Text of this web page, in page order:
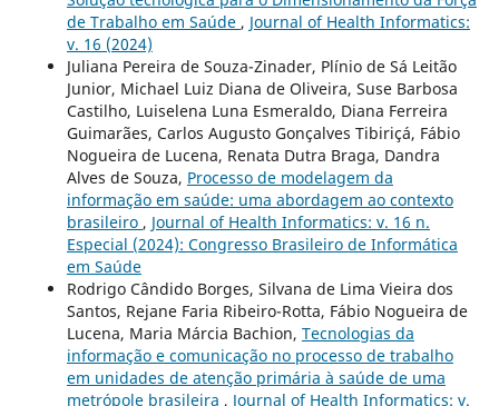
de Trabalho em Saúde , Journal of Health Informatics:
v. 16 (2024)
Juliana Pereira de Souza-Zinader, Plínio de Sá Leitão
Junior, Michael Luiz Diana de Oliveira, Suse Barbosa
Castilho, Luiselena Luna Esmeraldo, Diana Ferreira
Guimarães, Carlos Augusto Gonçalves Tibiriçá, Fábio
Nogueira de Lucena, Renata Dutra Braga, Dandra
Alves de Souza, Processo de modelagem da
informação em saúde: uma abordagem ao contexto
brasileiro , Journal of Health Informatics: v. 16 n.
Especial (2024): Congresso Brasileiro de Informática
em Saúde
Rodrigo Cândido Borges, Silvana de Lima Vieira dos
Santos, Rejane Faria Ribeiro-Rotta, Fábio Nogueira de
Lucena, Maria Márcia Bachion, Tecnologias da
informação e comunicação no processo de trabalho
em unidades de atenção primária à saúde de uma
metrópole brasileira , Journal of Health Informatics: v.